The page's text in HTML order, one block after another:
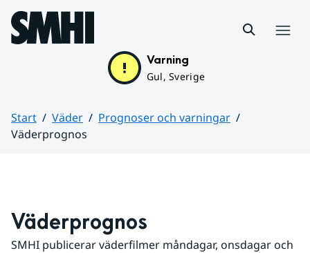
Hoppa till sidans innehåll
Varning
Gul, Sverige
Start Väder
Prognoser och varningar
Väderprognos
Väderprognos
SMHI publicerar väderfilmer måndagar, onsdagar och